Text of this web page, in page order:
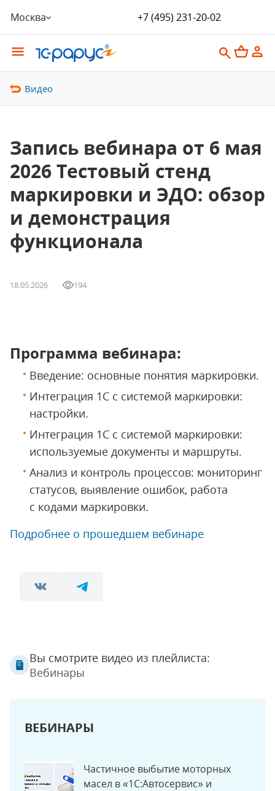
Москва +7 (495) 231-20-02
Видео
Запись вебинара от 6 мая
2026 Тестовый стенд
маркировки и ЭДО: обзор
и демонстрация
функционала
18.05.2026 194
Программа вебинара:
Введение: основные понятия маркировки.
Интеграция 1С с системой маркировки:
настройки.
Интеграция 1С с системой маркировки:
используемые документы и маршруты.
Анализ и контроль процессов: мониторинг
статусов, выявление ошибок, работа
с кодами маркировки.
Подробнее о прошедшем вебинаре
Вы смотрите видео из плейлиста:
Вебинары
ВЕБИНАРЫ
Частичное выбытие моторных
масел в «1С:Автосервис» и